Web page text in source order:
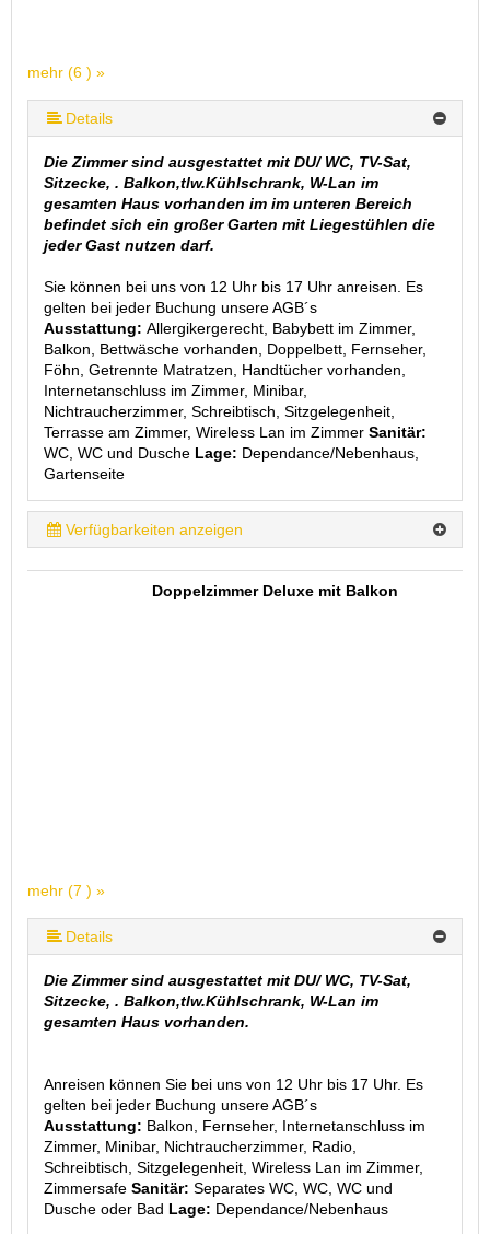
mehr (6 ) »
mehr (6 ) »
mehr (6 ) »
Details
Die Zimmer sind ausgestattet mit DU/ WC, TV-Sat,
Sitzecke, . Balkon,tlw.Kühlschrank, W-Lan im
gesamten Haus vorhanden im im unteren Bereich
befindet sich ein großer Garten mit Liegestühlen die
jeder Gast nutzen darf.
Sie können bei uns von 12 Uhr bis 17 Uhr anreisen. Es
gelten bei jeder Buchung unsere AGB´s
Ausstattung: Allergikergerecht, Babybett im Zimmer,
Balkon, Bettwäsche vorhanden, Doppelbett, Fernseher,
Föhn, Getrennte Matratzen, Handtücher vorhanden,
Internetanschluss im Zimmer, Minibar,
Nichtraucherzimmer, Schreibtisch, Sitzgelegenheit,
Terrasse am Zimmer, Wireless Lan im Zimmer Sanitär:
WC, WC und Dusche Lage: Dependance/Nebenhaus,
Gartenseite
Verfügbarkeiten anzeigen
mehr (7 ) »
mehr (7 ) »
mehr (7 ) »
mehr (7 ) »
Doppelzimmer Deluxe mit Balkon
Details
Die Zimmer sind ausgestattet mit DU/ WC, TV-Sat,
Sitzecke, . Balkon,tlw.Kühlschrank, W-Lan im
gesamten Haus vorhanden.
Anreisen können Sie bei uns von 12 Uhr bis 17 Uhr. Es
gelten bei jeder Buchung unsere AGB´s
Ausstattung: Balkon, Fernseher, Internetanschluss im
Zimmer, Minibar, Nichtraucherzimmer, Radio,
Schreibtisch, Sitzgelegenheit, Wireless Lan im Zimmer,
Zimmersafe Sanitär: Separates WC, WC, WC und
Dusche oder Bad Lage: Dependance/Nebenhaus